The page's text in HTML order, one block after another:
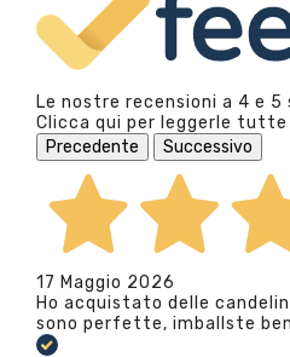
Le nostre recensioni a 4 e 5
Clicca qui per leggerle tutte
Precedente
Successivo
17 Maggio 2026
Ho acquistato delle
sono perfette, imballste